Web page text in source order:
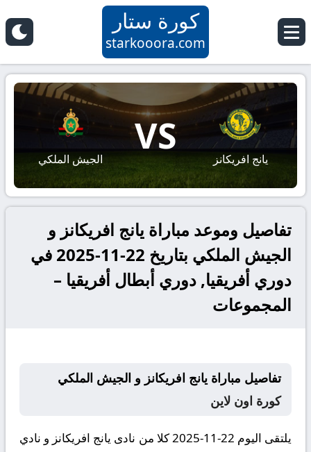
كورة ستار
starkooora.com
يانج افريكانز
VS
الجيش الملكي
تفاصيل وموعد مباراة يانج افريكانز و
الجيش الملكي بتاريخ 22-11-2025 في
دوري أفريقيا, دوري أبطال أفريقيا –
المجموعات
تفاصيل مباراة يانج افريكانز و الجيش الملكي
كورة اون لاين
يلتقى اليوم 22-11-2025 كلا من نادى يانج افريكانز و نادي